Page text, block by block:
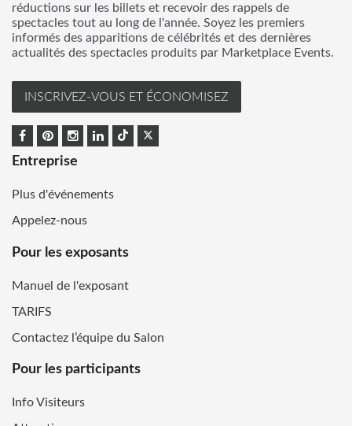
réductions sur les billets et recevoir des rappels de
spectacles tout au long de l'année. Soyez les premiers
informés des apparitions de célébrités et des dernières
actualités des spectacles produits par Marketplace Events.
INSCRIVEZ-VOUS ET ÉCONOMISEZ
Entreprise
Plus d'événements
Appelez-nous
Pour les exposants
Manuel de l'exposant
TARIFS
Contactez l’équipe du Salon
Pour les participants
Info Visiteurs